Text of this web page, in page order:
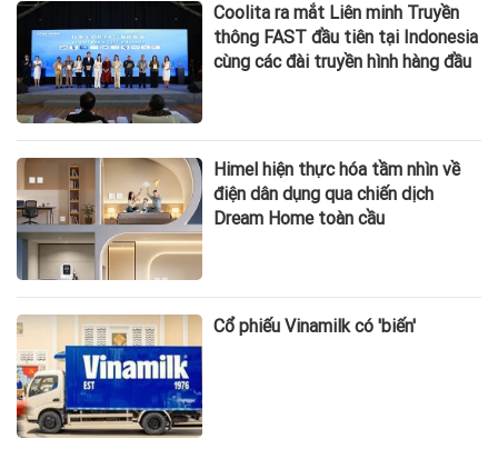
Coolita ra mắt Liên minh Truyền
thông FAST đầu tiên tại Indonesia
cùng các đài truyền hình hàng đầu
Himel hiện thực hóa tầm nhìn về
điện dân dụng qua chiến dịch
Dream Home toàn cầu
Cổ phiếu Vinamilk có 'biến'